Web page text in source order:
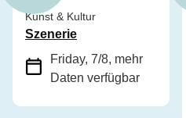
Kunst & Kultur
Szenerie
Friday, 7/8, mehr
Daten verfügbar